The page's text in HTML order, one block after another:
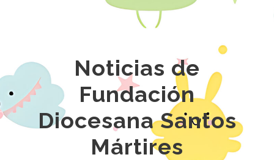
Noticias de
Fundación
Diocesana Santos
Mártires